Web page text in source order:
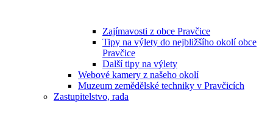
Zajímavosti z obce Pravčice
Tipy na výlety do nejbližšího okolí obce
Pravčice
Další tipy na výlety
Webové kamery z našeho okolí
Muzeum zemědělské techniky v Pravčicích
Zastupitelstvo, rada